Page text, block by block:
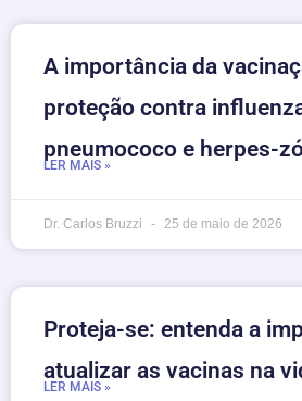
A importância da
proteção contra
pneumococo e herpes-
LER MAIS »
Dr. Carlos Bruzzi 25 de maio de 2026
Proteja-se: entenda a
atualizar as vacinas na
LER MAIS »